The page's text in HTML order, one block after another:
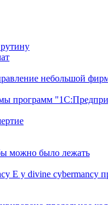
небольшой
программ
можно было лежать
E y divine cybermancy